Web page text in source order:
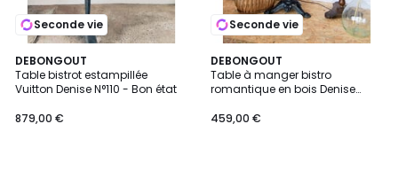
Seconde vie
DEBONGOUT
Table bistrot estampillée
Vuitton Denise N°110 - Bon état
879,00 €
Seconde vie
DEBONGOUT
Table à manger bistro
romantique en bois Denise
459,00 €